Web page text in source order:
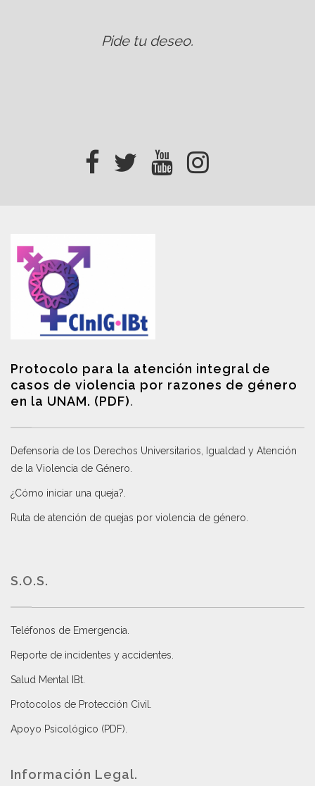
Pide tu deseo.
Protocolo para la atención integral de
casos de violencia por razones de género
en la UNAM. (PDF).
Defensoría de los Derechos Universitarios, Igualdad y Atención
de la Violencia de Género
¿Cómo iniciar una queja?
Ruta de atención de quejas por violencia de género
S.O.S.
Teléfonos de Emergencia.
Reporte de incidentes y accidentes
Salud Mental IBt
Protocolos de Protección Civil
Apoyo Psicológico (PDF)
Información Legal.